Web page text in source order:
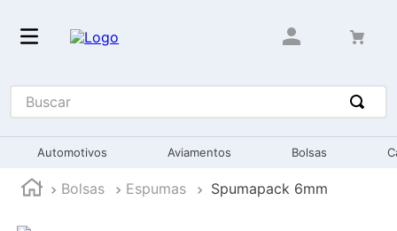
Buscar
Automotivos Aviamentos Bolsas
Bolsas Espumas Spumapack 6mm